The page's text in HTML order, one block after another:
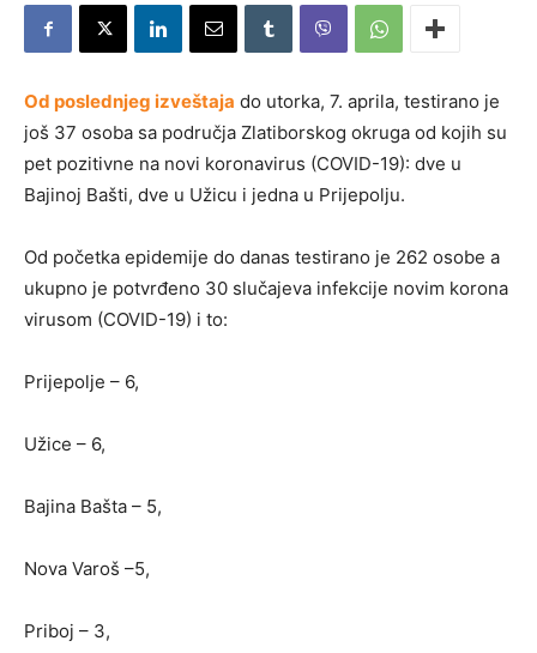
Od poslednjeg izveštaja do utorka, 7. aprila, testirano je
još 37 osoba sa područja Zlatiborskog okruga od kojih su
pet pozitivne na novi koronavirus (COVID-19): dve u
Bajinoj Bašti, dve u Užicu i jedna u Prijepolju.
Od početka epidemije do danas testirano je 262 osobe a
ukupno je potvrđeno 30 slučajeva infekcije novim korona
virusom (COVID-19) i to:
Prijepolje – 6,
Užice – 6,
Bajina Bašta – 5,
Nova Varoš –5,
Priboj – 3,